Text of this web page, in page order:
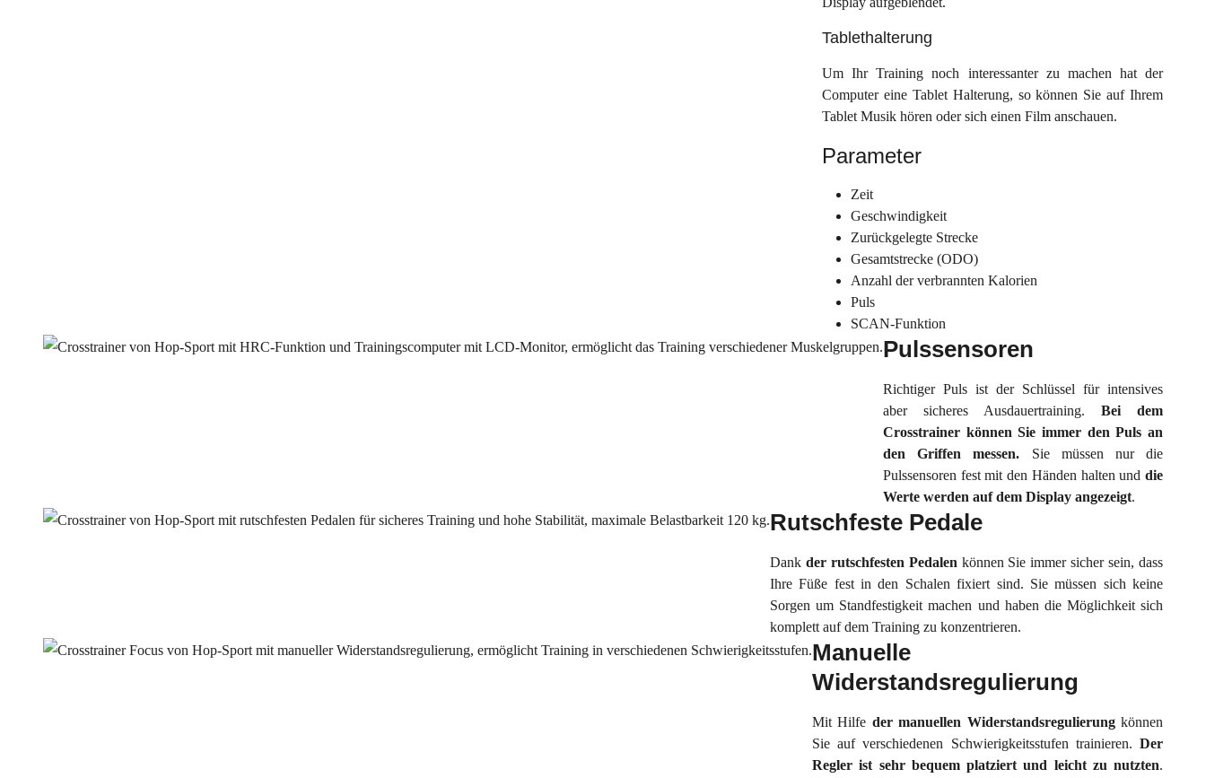
Tablethalterung
Um Ihr Training noch interessanter zu machen hat der
Computer eine Tablet Halterung, so können Sie auf Ihrem
Tablet Musik hören oder sich einen Film anschauen.
Parameter
Zeit
Geschwindigkeit
Zurückgelegte Strecke
Gesamtstrecke (ODO)
Anzahl der verbrannten Kalorien
Puls
SCAN-Funktion
Pulssensoren
Richtiger Puls ist der Schlüssel für intensives
aber sicheres Ausdauertraining. Bei dem
Crosstrainer können Sie immer den Puls an
den Griffen messen. Sie müssen nur die
Pulssensoren fest mit den Händen halten und die
Werte werden auf dem Display angezeigt.
Rutschfeste Pedale
Dank der rutschfesten Pedalen können Sie immer sicher sein, dass
Ihre Füße fest in den Schalen fixiert sind. Sie müssen sich keine
Sorgen um Standfestigkeit machen und haben die Möglichkeit sich
komplett auf dem Training zu konzentrieren.
Manuelle
Widerstandsregulierung
Mit Hilfe der manuellen Widerstandsregulierungkönnen
Sie auf verschiedenen Schwierigkeitsstufen trainieren. Der
Regler ist sehr bequem platziert und leicht zu nutzten.